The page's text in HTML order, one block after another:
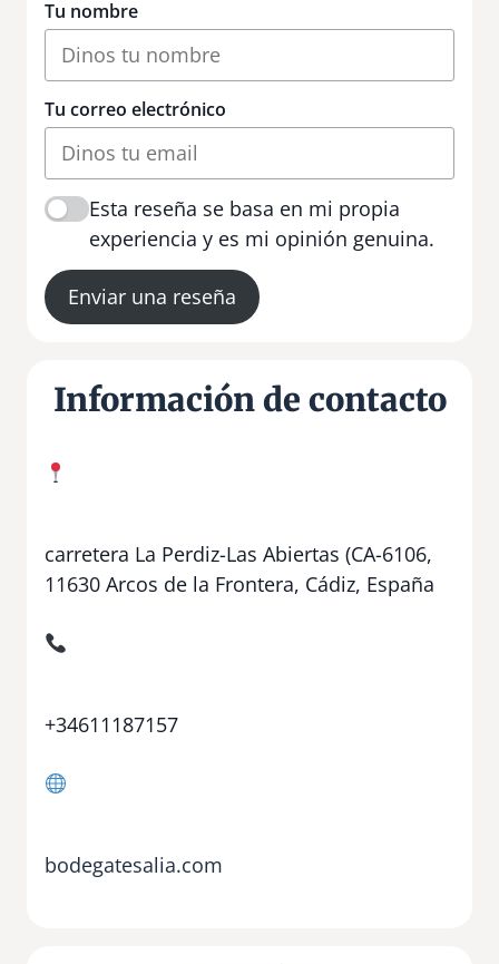
Tu nombre
Tu correo electrónico
Esta reseña se basa en mi propia
experiencia y es mi opinión genuina.
Enviar una reseña
Información de contacto
carretera La Perdiz-Las Abiertas (CA-6106,
11630 Arcos de la Frontera, Cádiz, España
+34611187157
bodegatesalia.com